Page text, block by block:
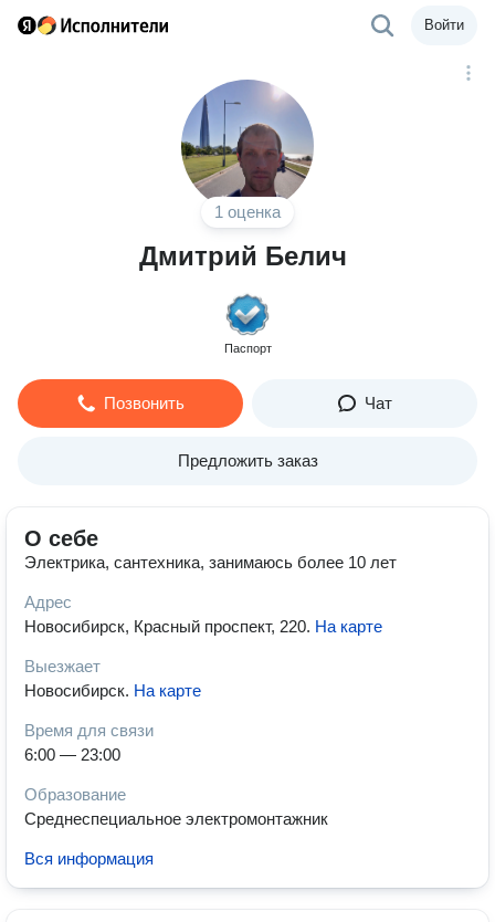
Войти
1 оценка
Дмитрий Белич
Паспорт
Позвонить Чат
Предложить заказ
О себе
Электрика, сантехника, занимаюсь более 10 лет
Адрес
Новосибирск, Красный проспект, 220. На карте
Выезжает
Новосибирск. На карте
Время для связи
6:00 — 23:00
Образование
Среднеспециальное электромонтажник
Вся информация